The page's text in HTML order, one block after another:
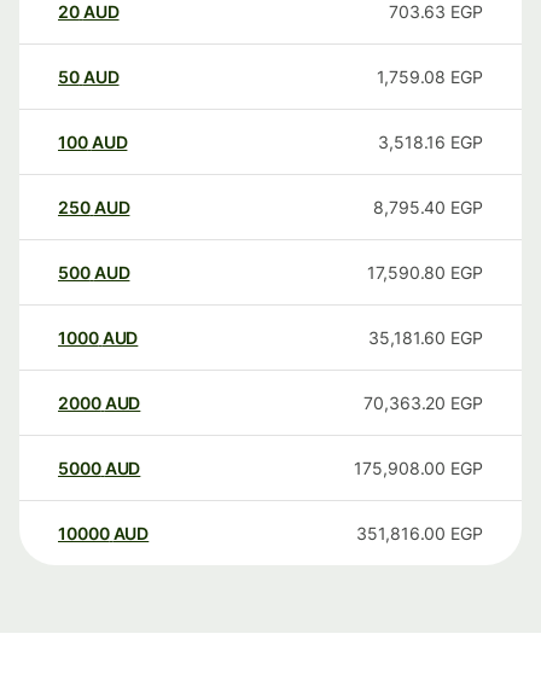
20AUD 703.63 EGP
50AUD 1,759.08 EGP
100AUD 3,518.16 EGP
250AUD 8,795.40 EGP
500AUD 17,590.80 EGP
1000AUD 35,181.60 EGP
2000AUD 70,363.20 EGP
5000AUD 175,908.00 EGP
10000 AUD 351,816.00 EGP